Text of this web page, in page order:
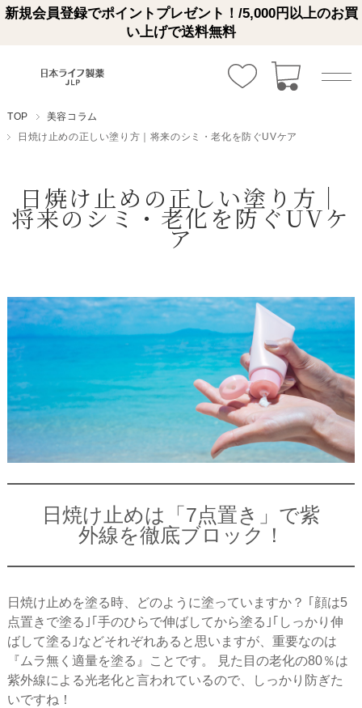
新規会員登録でポイントプレゼント！/5,000円以上のお買
い上げで送料無料
TOP
美容コラム
日焼け止めの正しい塗り方｜将来のシミ・老化を防ぐUVケア
日焼け止めの正しい塗り方｜
将来のシミ・老化を防ぐUVケ
ア
日焼け止めは「7点置き」で紫
外線を徹底ブロック！
日焼け止めを塗る時、どのように塗っていますか？ ｢顔は5
点置きで塗る｣｢手のひらで伸ばしてから塗る｣｢しっかり伸
ばして塗る｣などそれぞれあると思いますが、重要なのは
『ムラ無く適量を塗る』ことです。 見た目の老化の80％は
紫外線による光老化と言われているので、しっかり防ぎた
いですね！